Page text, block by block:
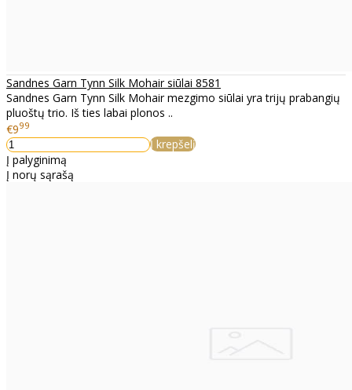
Sandnes Garn Tynn Silk Mohair siūlai 8581
Sandnes Garn Tynn Silk Mohair mezgimo siūlai yra trijų prabangių
pluoštų trio. Iš ties labai plonos ..
€999
Į krepšelį
Į palyginimą
Į norų sąrašą